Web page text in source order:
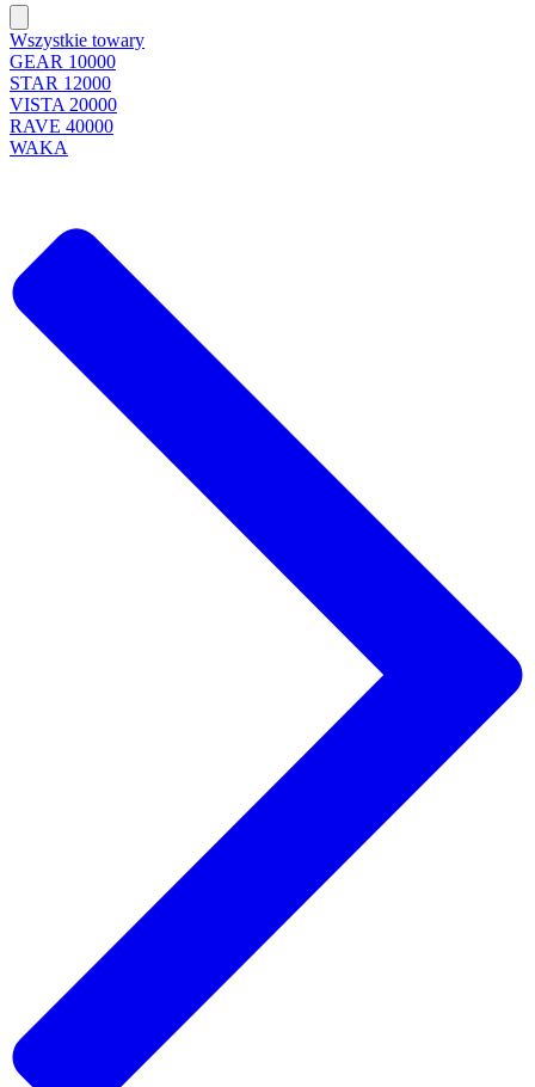
Wszystkie towary
GEAR 10000
STAR 12000
VISTA 20000
RAVE 40000
WAKA